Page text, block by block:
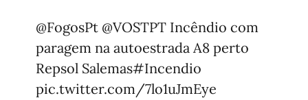
@FogosPt @VOSTPT Incêndio com
paragem na autoestrada A8 perto
Repsol Salemas#Incendio
pic.twitter.com/7lo1uJmEye